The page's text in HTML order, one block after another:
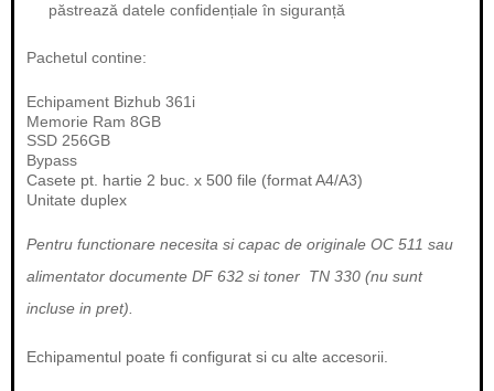
păstrează datele confidențiale în siguranță
Pachetul contine:
Echipament Bizhub 361i
Memorie Ram 8GB
SSD 256GB
Bypass
Casete pt. hartie 2 buc. x 500 file (format A4/A3)
Unitate duplex
Pentru functionare necesita si capac de originale OC 511 sau
alimentator documente DF 632 si toner TN 330 (nu sunt
incluse in pret).
Echipamentul poate fi configurat si cu alte accesorii.